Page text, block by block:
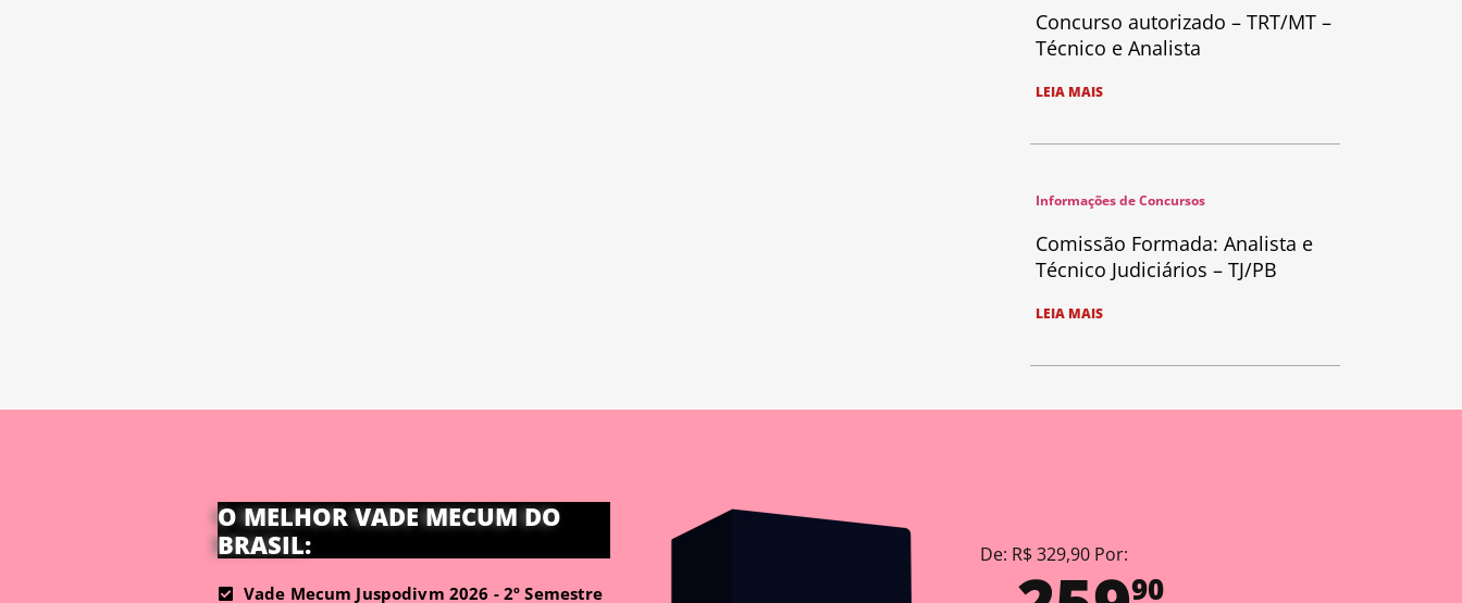
Concurso autorizado – TRT/MT –
Técnico e Analista
LEIA MAIS
Informações de Concursos
Comissão Formada: Analista e
Técnico Judiciários – TJ/PB
LEIA MAIS
O MELHOR VADE MECUM DO
BRASIL:
Vade Mecum Juspodivm 2026 - 2º Semestre
De: R$ 329,90 Por:
90